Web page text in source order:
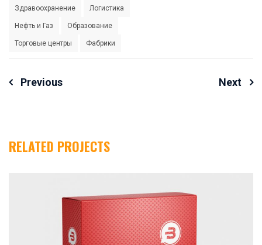
Здравоохранение Логистика
Нефть и Газ Образование
Торговые центры Фабрики
YazıPrevious Next
RELATED PROJECTS